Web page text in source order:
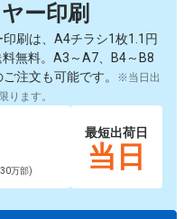
ー印刷
刷は、A4チラシ1枚1.1円
無料。A3～A7、B4～B8
注文も可能です。
※当日出
ります。
万部)
最短出荷日
当日